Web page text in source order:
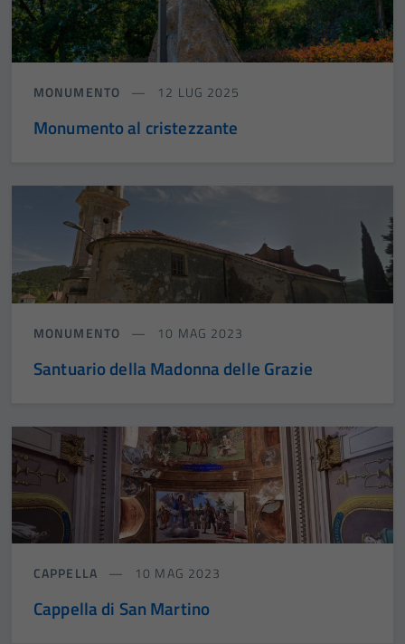
MONUMENTO 12 LUG 2025
Monumento al cristezzante
MONUMENTO 10 MAG 2023
Santuario della Madonna delle Grazie
CAPPELLA 10 MAG 2023
Cappella di San Martino